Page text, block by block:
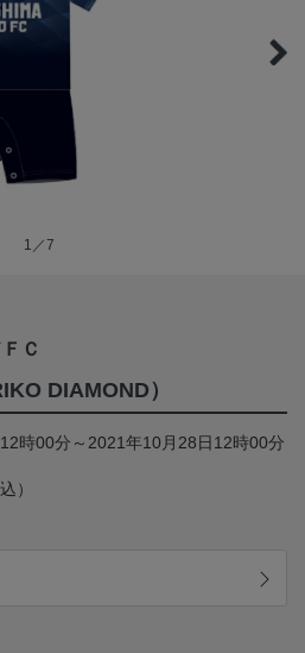
1／7
Ｃ
DIAMOND）
時00分～2021年10月28日12時00分
）